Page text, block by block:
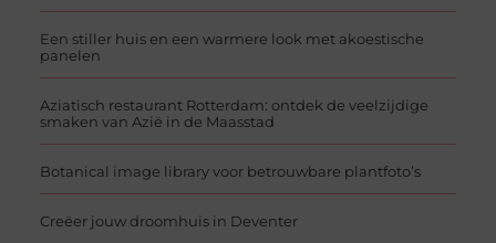
Een stiller huis en een warmere look met akoestische
panelen
Aziatisch restaurant Rotterdam: ontdek de veelzijdige
smaken van Azië in de Maasstad
Botanical image library voor betrouwbare plantfoto’s
Creëer jouw droomhuis in Deventer